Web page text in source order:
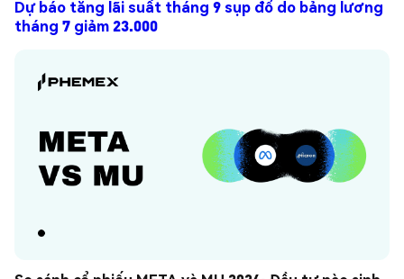
Dự báo tăng lãi suất tháng 9 sụp đổ do bảng lương
tháng 7 giảm 23.000